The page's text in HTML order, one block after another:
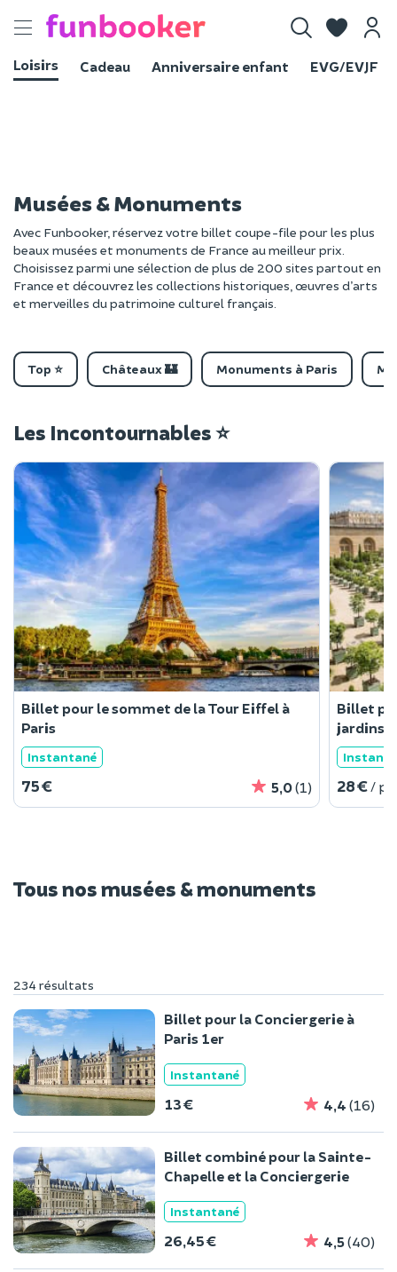
Toggle
Loisirs
Cadeau Anniversaire enfant EVG/EVJF
Musées & Monuments
Avec Funbooker, réservez votre billet coupe-file pour les plus
beaux musées et monuments de France au meilleur prix.
Choisissez parmi une sélection de plus de 200 sites partout en
France et découvrez les collections historiques, œuvres d’arts
et merveilles du patrimoine culturel français.
Top ⭐ Châteaux 🏰 Monuments à Paris
Les Incontournables ⭐
Billet pour le sommet de la Tour Eiffel à
Paris
Instantané
75 € 5,0(1)
Billet
jardins
28 € /
Tous nos musées & monuments
234 résultats
Billet pour la Conciergerie à
Paris 1er
Instantané
13 € 4,4 (16)
Billet combiné pour la Sainte-
Chapelle et la Conciergerie
Instantané
26,45 € 4,5(40)